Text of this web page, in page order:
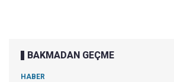
BAKMADAN GEÇME
HABER